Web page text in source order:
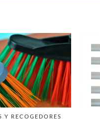
Y RECOGEDORES